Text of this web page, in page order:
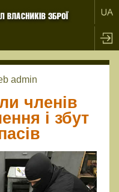
admin
членів
і збут